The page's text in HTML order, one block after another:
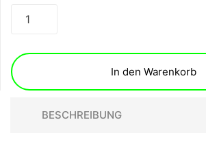
In den Warenkorb
BESCHREIBUNG